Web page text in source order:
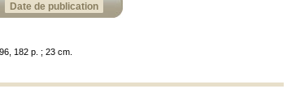
Date de publication
182 p. ; 23 cm.